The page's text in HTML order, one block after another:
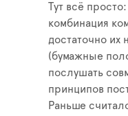
Тут всё
комбинация
достаточно их
(бумажные
послушать
принципов
Раньше